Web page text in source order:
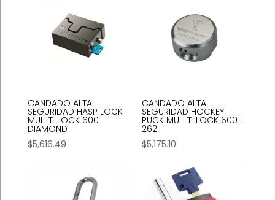
CANDADO ALTA
SEGURIDAD HASP LOCK
MUL-T-LOCK 600
DIAMOND
$5,616.49
CANDADO ALTA
SEGURIDAD HOCKEY
PUCK MUL-T-LOCK 600-
262
$5,175.10